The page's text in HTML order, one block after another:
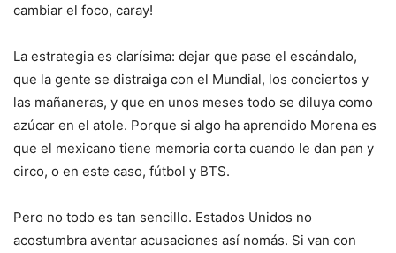
cambiar el foco, caray!
La estrategia es clarísima: dejar que pase el escándalo,
que la gente se distraiga con el Mundial, los conciertos y
las mañaneras, y que en unos meses todo se diluya como
azúcar en el atole. Porque si algo ha aprendido Morena es
que el mexicano tiene memoria corta cuando le dan pan y
circo, o en este caso, fútbol y BTS.
Pero no todo es tan sencillo. Estados Unidos no
acostumbra aventar acusaciones así nomás. Si van con